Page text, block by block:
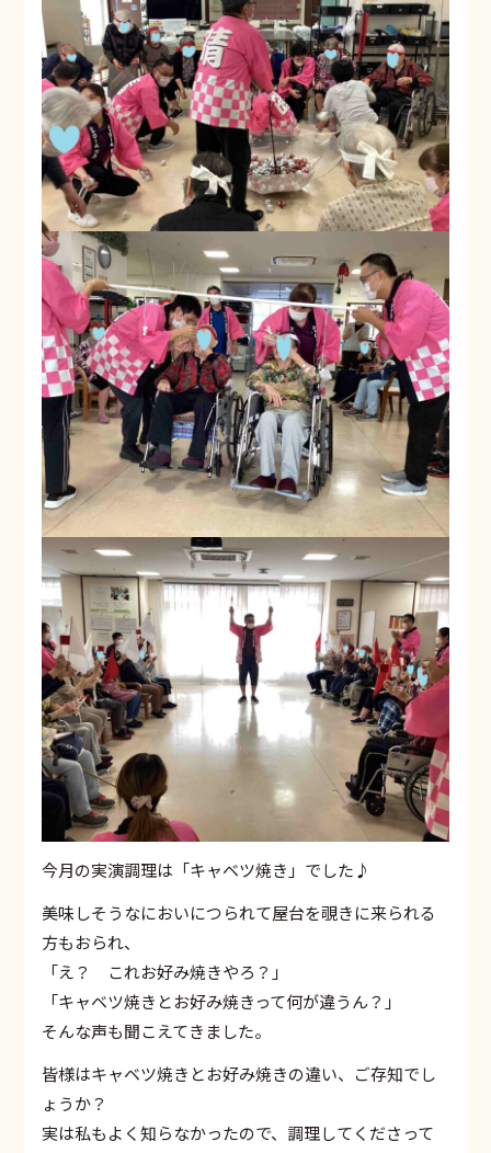
今月の実演調理は「キャベツ焼き」でした♪
美味しそうなにおいにつられて屋台を覗きに来られる
方もおられ、
「え？ これお好み焼きやろ？」
「キャベツ焼きとお好み焼きって何が違うん？」
そんな声も聞こえてきました。
皆様はキャベツ焼きとお好み焼きの違い、ご存知でし
ょうか？
実は私もよく知らなかったので、調理してくださって